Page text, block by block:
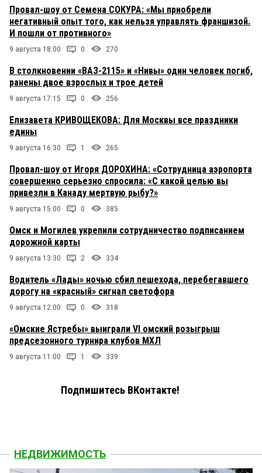
Провал-шоу от Семена СОКУРА: «Мы приобрели
негативный опыт того, как нельзя управлять франшизой.
И пошли от противного»
9 августа 18:00 0 270
В столкновении «ВАЗ-2115» и «Нивы» один человек погиб,
ранены двое взрослых и трое детей
9 августа 17:15 0 256
Елизавета КРИВОЩЕКОВА: Для Москвы все праздники
едины
9 августа 16:30 1 265
Провал-шоу от Игоря ДОРОХИНА: «Сотрудница аэропорта
совершенно серьезно спросила: «С какой целью вы
привезли в Канаду мертвую рыбу?»
9 августа 15:00 0 385
Омск и Могилев укрепили сотрудничество подписанием
дорожной карты
9 августа 13:30 2 334
Водитель «Лады» ночью сбил пешехода, перебегавшего
дорогу на «красный» сигнал светофора
9 августа 12:00 0 318
«Омские Ястребы» выиграли VI омский розыгрыш
предсезонного турнира клубов МХЛ
9 августа 11:00 1 339
Подпишитесь ВКонтакте!
НЕДВИЖИМОСТЬ